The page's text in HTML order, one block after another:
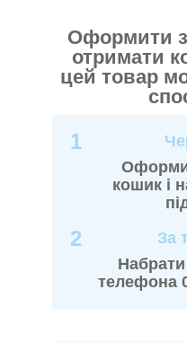
Оформити
отримати
цей товар
1
кошик і
2
За
телефона